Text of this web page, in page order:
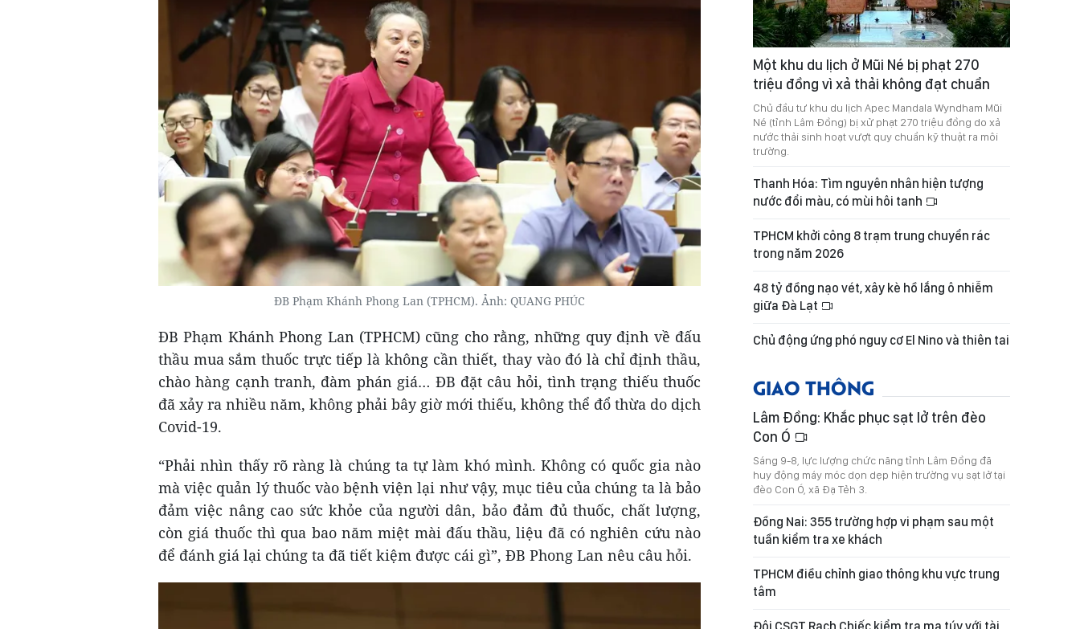
ĐB Phạm Khánh Phong Lan (TPHCM). Ảnh: QUANG PHÚC
ĐB Phạm Khánh Phong Lan (TPHCM) cũng cho rằng, những quy định về đấu
thầu mua sắm thuốc trực tiếp là không cần thiết, thay vào đó là chỉ định thầu,
chào hàng cạnh tranh, đàm phán giá… ĐB đặt câu hỏi, tình trạng thiếu thuốc
đã xảy ra nhiều năm, không phải bây giờ mới thiếu, không thể đổ thừa do dịch
Covid-19.
“Phải nhìn thấy rõ ràng là chúng ta tự làm khó mình. Không có quốc gia nào
mà việc quản lý thuốc vào bệnh viện lại như vậy, mục tiêu của chúng ta là bảo
đảm việc nâng cao sức khỏe của người dân, bảo đảm đủ thuốc, chất lượng,
còn giá thuốc thì qua bao năm miệt mài đấu thầu, liệu đã có nghiên cứu nào
để đánh giá lại chúng ta đã tiết kiệm được cái gì”, ĐB Phong Lan nêu câu hỏi.
Một khu du lịch ở Mũi Né bị phạt 270
triệu đồng vì xả thải không đạt chuẩn
Chủ đầu tư khu du lịch Apec Mandala Wyndham Mũi
Né (tỉnh Lâm Đồng) bị xử phạt 270 triệu đồng do xả
nước thải sinh hoạt vượt quy chuẩn kỹ thuật ra môi
trường.
Thanh Hóa: Tìm nguyên nhân hiện tượng
nước đổi màu, có mùi hôi tanh
TPHCM khởi công 8 trạm trung chuyển rác
trong năm 2026
48 tỷ đồng nạo vét, xây kè hồ lắng ô nhiễm
giữa Đà Lạt
Chủ động ứng phó nguy cơ El Nino và thiên tai
GIAO THÔNG
Lâm Đồng: Khắc phục sạt lở trên đèo
Con Ó
Sáng 9-8, lực lượng chức năng tỉnh Lâm Đồng đã
huy động máy móc dọn dẹp hiện trường vụ sạt lở tại
đèo Con Ó, xã Đạ Tẻh 3.
Đồng Nai: 355 trường hợp vi phạm sau một
tuần kiểm tra xe khách
TPHCM điều chỉnh giao thông khu vực trung
tâm